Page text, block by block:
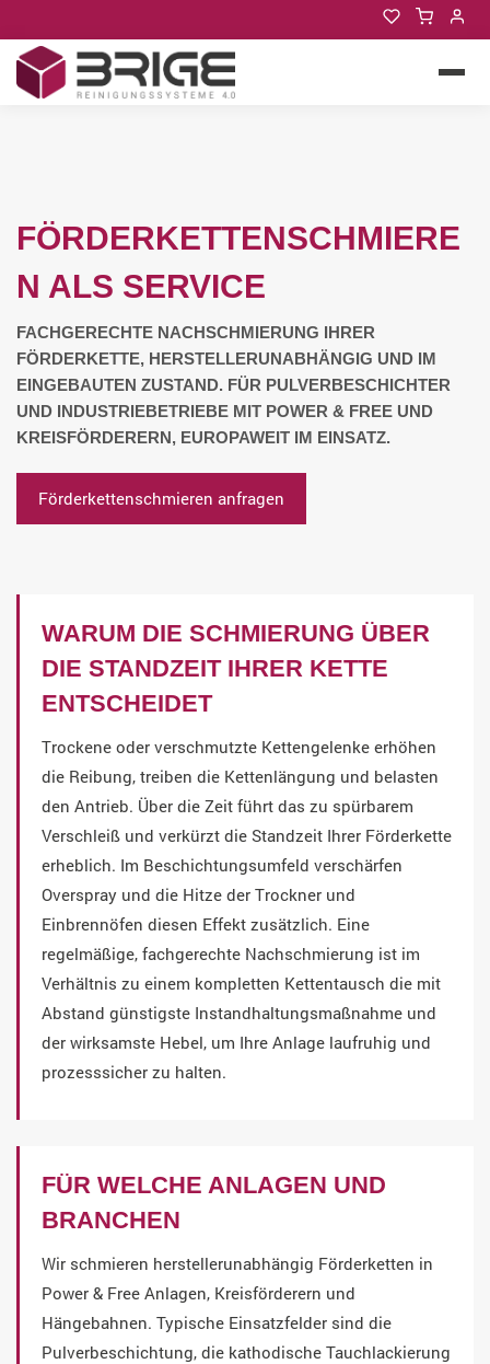
FÖRDERKETTENSCHMIERE
N ALS SERVICE
FACHGERECHTE NACHSCHMIERUNG IHRER
FÖRDERKETTE, HERSTELLERUNABHÄNGIG UND IM
EINGEBAUTEN ZUSTAND. FÜR PULVERBESCHICHTER
UND INDUSTRIEBETRIEBE MIT POWER & FREE UND
KREISFÖRDERERN, EUROPAWEIT IM EINSATZ.
Förderkettenschmieren anfragen
WARUM DIE SCHMIERUNG ÜBER
DIE STANDZEIT IHRER KETTE
ENTSCHEIDET
Trockene oder verschmutzte Kettengelenke erhöhen
die Reibung, treiben die Kettenlängung und belasten
den Antrieb. Über die Zeit führt das zu spürbarem
Verschleiß und verkürzt die Standzeit Ihrer Förderkette
erheblich. Im Beschichtungsumfeld verschärfen
Overspray und die Hitze der Trockner und
Einbrennöfen diesen Effekt zusätzlich. Eine
regelmäßige, fachgerechte Nachschmierung ist im
Verhältnis zu einem kompletten Kettentausch die mit
Abstand günstigste Instandhaltungsmaßnahme und
der wirksamste Hebel, um Ihre Anlage laufruhig und
prozesssicher zu halten.
FÜR WELCHE ANLAGEN UND
BRANCHEN
Wir schmieren herstellerunabhängig Förderketten in
Power & Free Anlagen, Kreisförderern und
Hängebahnen. Typische Einsatzfelder sind die
Pulverbeschichtung, die kathodische Tauchlackierung